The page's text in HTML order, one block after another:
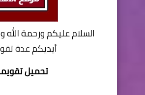
السلام عليكم ورحمة الله
أيديكمعدة
تحميل